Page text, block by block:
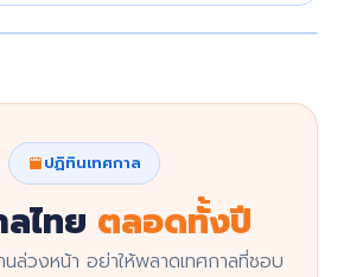
ปฏิทินเทศกาล
ลไทย ตลอดทั้งปี
นล่วงหน้า อย่าให้พลาดเทศกาลที่ชอบ